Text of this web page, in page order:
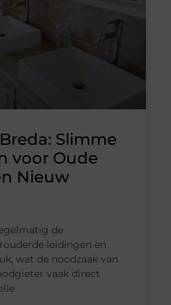
Slimme
voor Oude
Nieuw
de
leidingen en
wat de noodzaak van
vaak direct